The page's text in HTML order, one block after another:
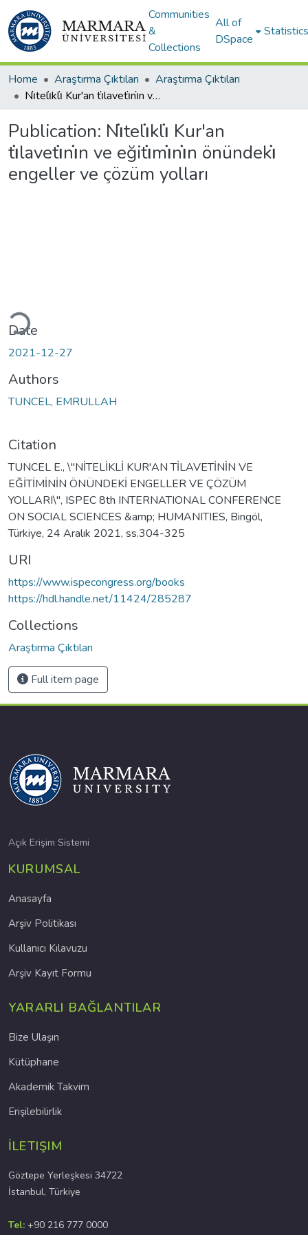
Communities
&
Collections
All of
DSpace
Statistics
Home Araştırma Çıktıları
Araştırma Çıktıları
Ni̇teli̇kli̇ Kur'an ti̇laveti̇ni̇n ve eğiti̇mi̇ni̇n önündeki̇ engeller ve çözüm yolları
Publication: Ni̇teli̇kli̇ Kur'an
ti̇laveti̇ni̇n ve eğiti̇mi̇ni̇n önündeki̇
engeller ve çözüm yolları
Date
2021-12-27
Authors
TUNCEL, EMRULLAH
Citation
TUNCEL E., \"NİTELİKLİ KUR'AN TİLAVETİNİN VE
EĞİTİMİNİN ÖNÜNDEKİ ENGELLER VE ÇÖZÜM
YOLLARI\", ISPEC 8th INTERNATIONAL CONFERENCE
ON SOCIAL SCIENCES &amp; HUMANITIES, Bingöl,
Türkiye, 24 Aralık 2021, ss.304-325
URI
https://www.ispecongress.org/books
https://hdl.handle.net/11424/285287
Collections
Araştırma Çıktıları
Full item page
Açık Erişim Sistemi
KURUMSAL
Anasayfa
Arşiv Politikası
Kullanıcı Kılavuzu
Arşiv Kayıt Formu
YARARLI BAĞLANTILAR
Bize Ulaşın
Kütüphane
Akademik Takvim
Erişilebilirlik
İLETIŞIM
Göztepe Yerleşkesi 34722
İstanbul, Türkiye
Tel: +90 216 777 0000